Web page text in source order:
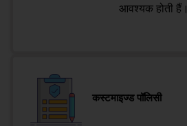
आवश्यक होती हैं।
कस्टमाइज्ड पॉलिसी